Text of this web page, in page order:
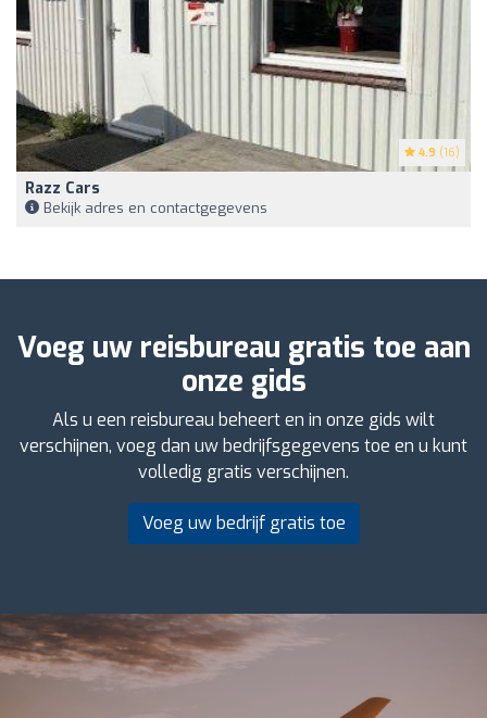
4.9 (16)
Razz Cars
Bekijk adres en contactgegevens
Voeg uw reisbureau gratis toe aan
onze gids
Als u een reisbureau beheert en in onze gids wilt
verschijnen, voeg dan uw bedrijfsgegevens toe en u kunt
volledig gratis verschijnen.
Voeg uw bedrijf gratis toe